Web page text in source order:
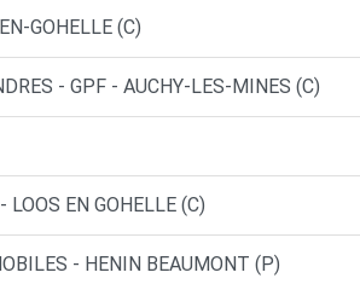
GOHELLE (C)
- GPF - AUCHY-LES-MINES (C)
EN GOHELLE (C)
- HENIN BEAUMONT (P)